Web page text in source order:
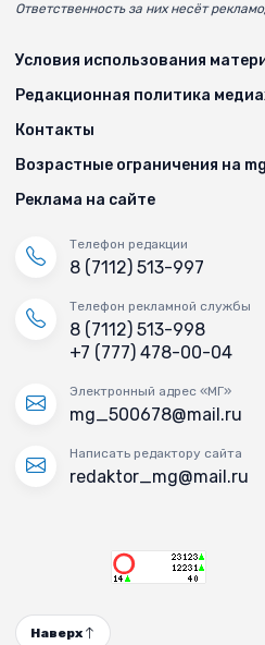
Ответственность за них несёт
Условия использования
Редакционная политика
Контакты
Возрастные ограничения на
Реклама на сайте
Телефон редакции
8 (7112) 513-997
Телефон рекламной службы
8 (7112) 513-998
+7 (777) 478-00-04
Электронный адрес «МГ»
mg_500678@mail.ru
Написать редактору сайта
redaktor_mg@mail.ru
Наверх